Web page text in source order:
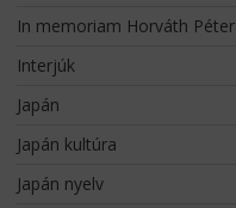
In memoriam Horváth Péter
Interjúk
Japán
Japán kultúra
Japán nyelv